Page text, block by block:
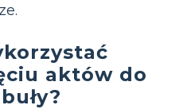
aktów do